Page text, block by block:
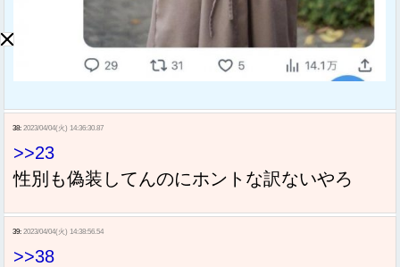
38: 2023/04/04(火) 14:36:30.87
>>23
性別も偽装してんのにホントな訳ないやろ
39: 2023/04/04(火) 14:38:56.54
>>38